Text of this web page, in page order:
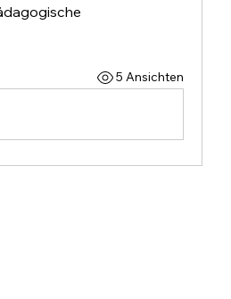
5 Ansichten